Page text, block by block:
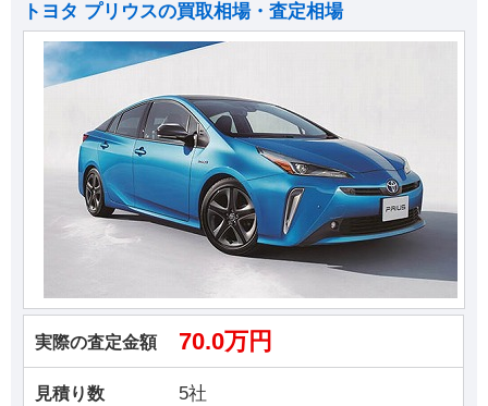
トヨタ プリウスの買取相場・査定相場
実際の査定金額 70.0万円
見積り数 5社